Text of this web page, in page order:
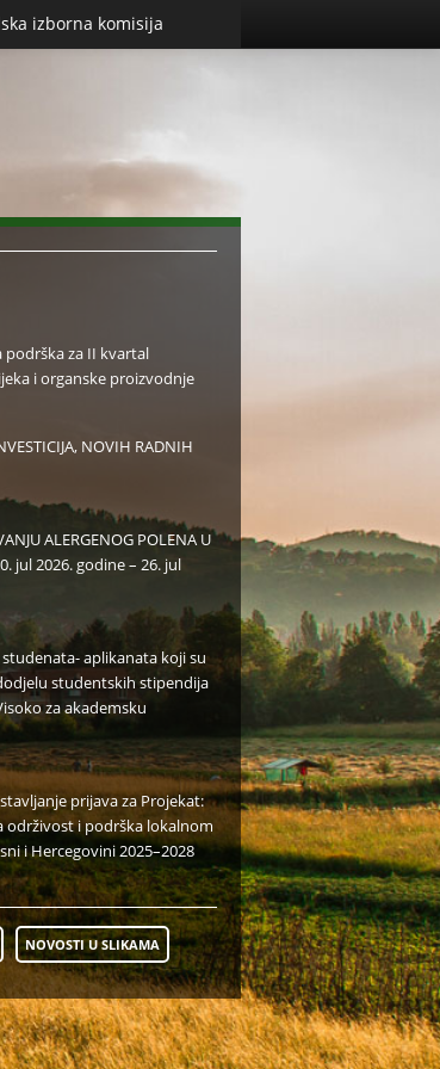
izborna komisija
podrška za II kvartal
i organske proizvodnje
NOVIH RADNIH
ALERGENOG POLENA U
jul 2026. godine – 26. jul
aplikanata koji su
studentskih stipendija
za akademsku
prijava za Projekat:
održivost i podrška lokalnom
i Hercegovini 2025–2028
NOVOSTI U SLIKAMA